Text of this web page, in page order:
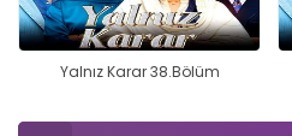
Yalnız Karar 38.Bölüm